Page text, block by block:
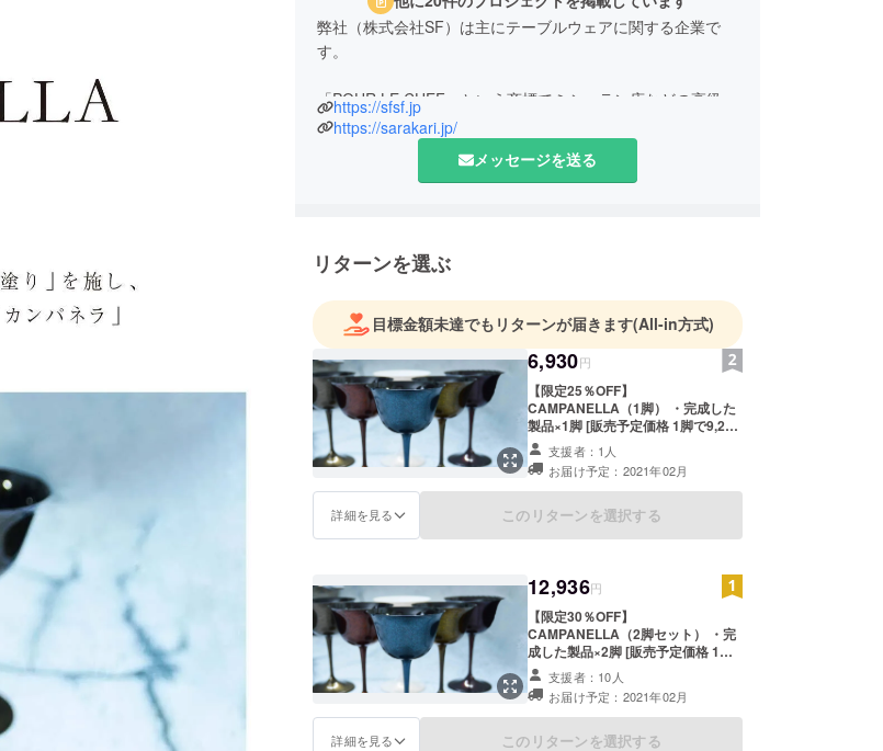
弊社（株式会社SF）は主にテーブルウェアに関する企業で
す。
「POUR LE CHEF」という商標でミシュラン店などの高級飲
食店やホテル、旅館などに業務用の高品質な食器としてご利
用いただいております。また、お客様に毎月コースがわりに
様々な種類の食器を使って欲しいという思いから、テーブル
https://sfsf.jp
https://sarakari.jp/
メッセージを送る
リターンを選ぶ
目標金額未達でもリターンが届きます(All-in方式)
6,930円
【限定25％OFF】
CAMPANELLA（1脚） ・完成した
製品×1脚 [販売予定価格 1脚で9,240
円（税込／送料込）の25%OFF] ※色
はご自由にお選びいただけます。 ※
職人のハンドメイドにより製作して
おります。そのため色や模様等は若
干異なっております。ご了承の上、
様負担で再配送させていただきます
のでご了承ください。
支援者：1人
お届け予定：2021年02月
詳細を見る このリターンを選択する
12,936円
【限定30％OFF】
CAMPANELLA（2脚セット） ・完
成した製品×2脚 [販売予定価格 1脚
で9,240円（税込／送料込）の
30%OFF] ※色はご自由にお選びいた
だけます。 ※職人のハンドメイドに
より製作しております。そのため色
や模様等は若干異なっております。
支援者：10人
お届け予定：2021年02月
詳細を見る このリターンを選択する